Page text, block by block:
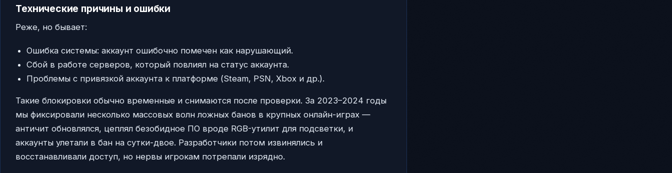
Технические причины и ошибки
Реже, но бывает:
Ошибка системы: аккаунт ошибочно помечен как нарушающий.
Сбой в работе серверов, который повлиял на статус аккаунта.
Проблемы с привязкой аккаунта к платформе (Steam, PSN, Xbox и др.).
Такие блокировки обычно временные и снимаются после проверки. За 2023–2024 годы
мы фиксировали несколько массовых волн ложных банов в крупных онлайн-играх —
античит обновлялся, цеплял безобидное ПО вроде RGB-утилит для подсветки, и
аккаунты улетали в бан на сутки-двое. Разработчики потом извинялись и
восстанавливали доступ, но нервы игрокам потрепали изрядно.